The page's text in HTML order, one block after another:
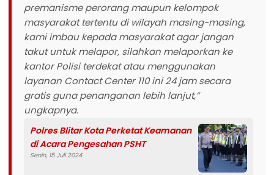
premanisme perorang maupun kelompok
masyarakat tertentu di wilayah masing-masing,
kami imbau kepada masyarakat agar jangan
takut untuk melapor, silahkan melaporkan ke
kantor Polisi terdekat atau menggunakan
layanan Contact Center 110 ini 24 jam secara
gratis guna penanganan lebih lanjut,”
ungkapnya.
Polres Blitar Kota Perketat Keamanan
di Acara Pengesahan PSHT
Senin, 15 Juli 2024